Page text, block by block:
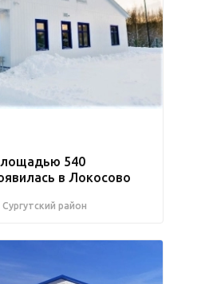
540
в Локосово
Сургутский район